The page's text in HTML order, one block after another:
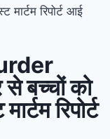
मार्टम रिपोर्ट आई
बच्चों को
रिपोर्ट